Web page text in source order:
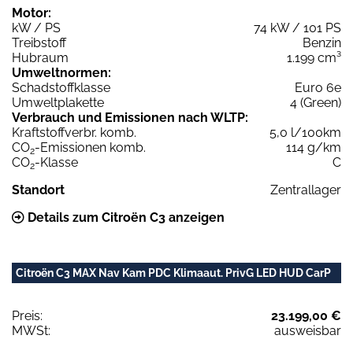
Motor:
kW / PS
74 kW / 101 PS
Treibstoff
Benzin
Hubraum
1.199 cm³
Umweltnormen:
Schadstoffklasse
Euro 6e
Umweltplakette
4 (Green)
Verbrauch und Emissionen nach WLTP:
Kraftstoffverbr. komb.
5,0 l/100km
CO2-Emissionen komb.
114 g/km
CO2-Klasse
C
Standort
Zentrallager
Details zum Citroën C3 anzeigen
Citroën C3 MAX Nav Kam PDC Klimaaut. PrivG LED HUD CarP
Preis:
23.199,00 €
MWSt:
ausweisbar